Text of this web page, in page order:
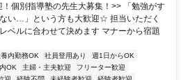
個別指導塾の先生大募集！>> 「勉強がす
い…」という方も大歓迎☆ 担当いただく
ベルに合わせて決めます マナーから宿題
内勤務OK 社員登用あり
週1日からOK
OK 主婦・主夫歓迎
フリーター歓迎